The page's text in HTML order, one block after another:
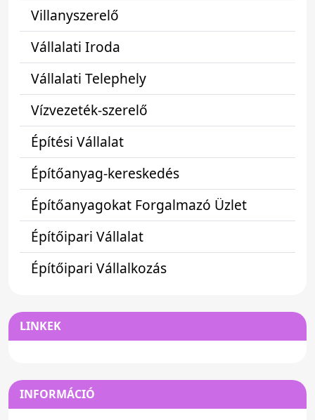
Villanyszerelő
Vállalati Iroda
Vállalati Telephely
Vízvezeték-szerelő
Építési Vállalat
Építőanyag-kereskedés
Építőanyagokat Forgalmazó Üzlet
Építőipari Vállalat
Építőipari Vállalkozás
LINKEK
INFORMÁCIÓ